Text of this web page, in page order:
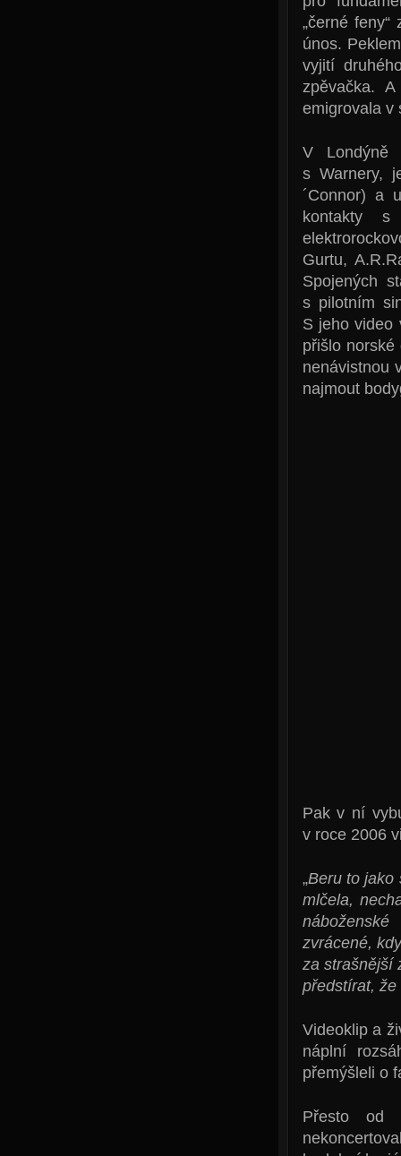
„černé
únos.
vyjití
zpěvačka.
emigrovala v
V Londýně
s Warnery,
´Connor) a
kontakty s
Gurtu,
Spojených
s pilotním
S jeho video
přišlo
nenávistnou
najmout
Pak v ní
v roce 2006
„Beru to jako
mlčela,
zvrácené,
za strašnější
předstírat, že
Videoklip a
náplní
přemýšleli o
Přesto od